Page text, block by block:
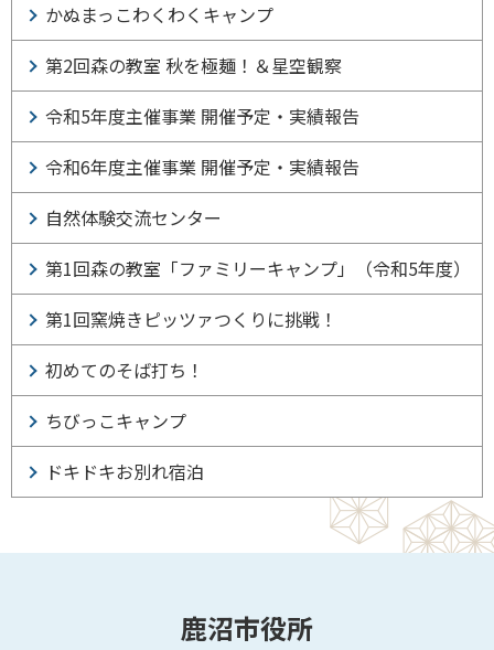
かぬまっこわくわくキャンプ
第2回森の教室 秋を極麺！＆星空観察
令和5年度主催事業 開催予定・実績報告
令和6年度主催事業 開催予定・実績報告
自然体験交流センター
第1回森の教室「ファミリーキャンプ」（令和5年度）
第1回窯焼きピッツァつくりに挑戦！
初めてのそば打ち！
ちびっこキャンプ
ドキドキお別れ宿泊
鹿沼市役所